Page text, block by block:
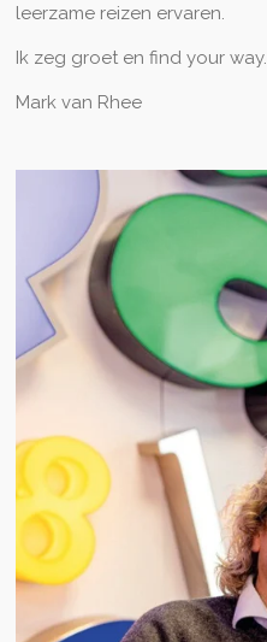
leerzame reizen ervaren.
Ik zeg groet en find your way.
Mark van Rhee